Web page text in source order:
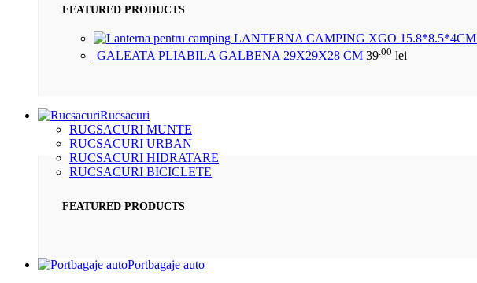
FEATURED PRODUCTS
LANTERNA CAMPING XGO 15.8*8.5*4CM
GALEATA PLIABILA GALBENA 29X29X28 CM 39 .00 lei
Rucsacuri
RUCSACURI MUNTE
RUCSACURI URBAN
RUCSACURI HIDRATARE
RUCSACURI BICICLETE
FEATURED PRODUCTS
Portbagaje auto